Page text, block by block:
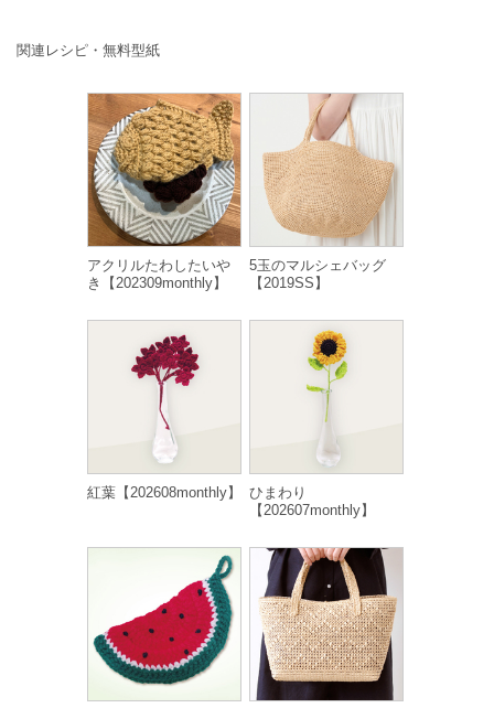
関連レシピ・無料型紙
アクリルたわしたいや
き【202309monthly】
5玉のマルシェバッグ
【2019SS】
紅葉【202608monthly】
ひまわり
【202607monthly】